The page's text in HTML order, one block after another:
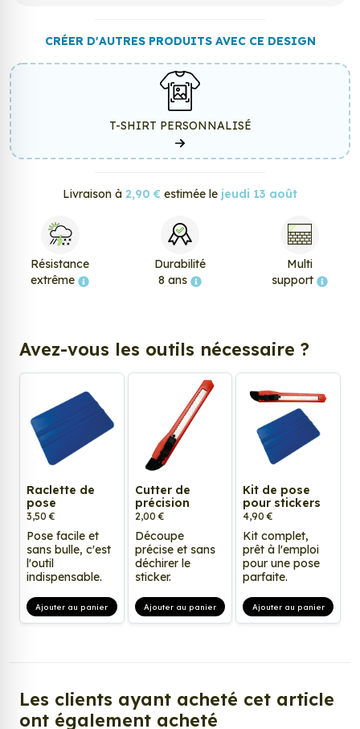
CRÉER D'AUTRES PRODUITS AVEC CE DESIGN
T-SHIRT PERSONNALISÉ
Livraison à 2,90 € estimée le jeudi 13 août
Résistance
extrême
Durabilité
8 ans
Multi
support
Avez-vous les outils nécessaire ?
Raclette de
pose
3,50 €
Pose facile et
sans bulle, c'est
l'outil
indispensable.
Ajouter au panier
Cutter de
précision
2,00 €
Découpe
précise et sans
déchirer le
sticker.
Ajouter au panier
Kit de pose
pour stickers
4,90 €
Kit complet,
prêt à l'emploi
pour une pose
parfaite.
Ajouter au panier
Les clients ayant acheté cet article
ont également acheté